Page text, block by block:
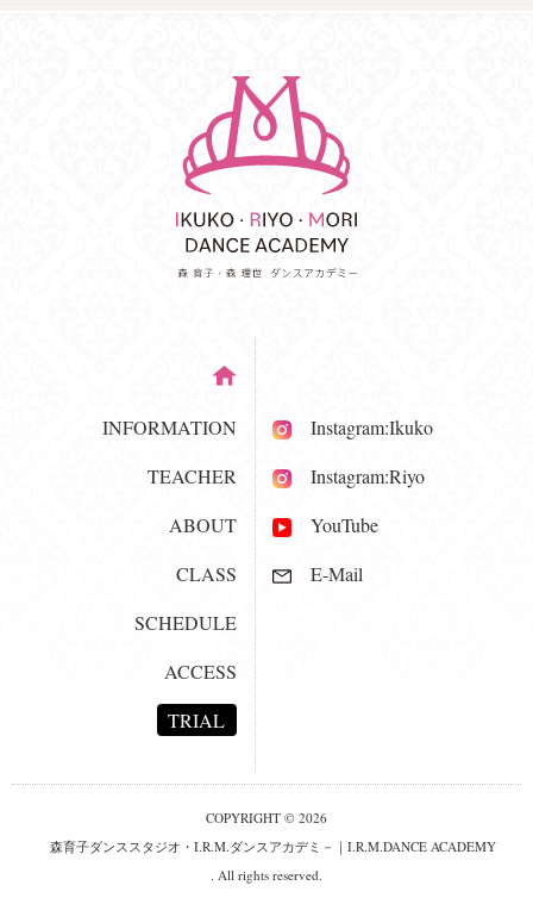
INFORMATION
TEACHER
ABOUT
CLASS
SCHEDULE
ACCESS
TRIAL
Instagram:Ikuko
Instagram:Riyo
YouTube
E-Mail
COPYRIGHT © 2026
森育子ダンススタジオ・I.R.M.ダンスアカデミ－｜I.R.M.DANCE ACADEMY
. All rights reserved.